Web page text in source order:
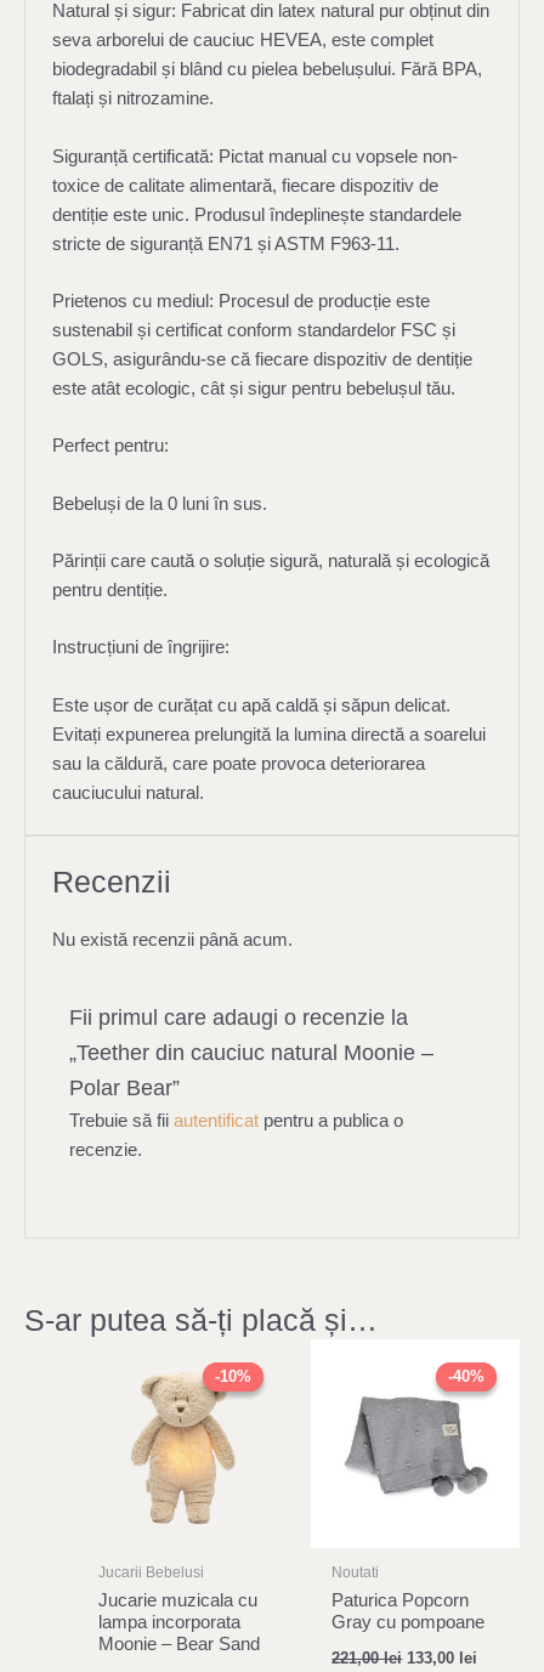
Natural și sigur: Fabricat din latex natural pur obținut din
seva arborelui de cauciuc HEVEA, este complet
biodegradabil și blând cu pielea bebelușului. Fără BPA,
ftalați și nitrozamine.
Siguranță certificată: Pictat manual cu vopsele non-
toxice de calitate alimentară, fiecare dispozitiv de
dentiție este unic. Produsul îndeplinește standardele
stricte de siguranță EN71 și ASTM F963-11.
Prietenos cu mediul: Procesul de producție este
sustenabil și certificat conform standardelor FSC și
GOLS, asigurându-se că fiecare dispozitiv de dentiție
este atât ecologic, cât și sigur pentru bebelușul tău.
Perfect pentru:
Bebeluși de la 0 luni în sus.
Părinții care caută o soluție sigură, naturală și ecologică
pentru dentiție.
Instrucțiuni de îngrijire:
Este ușor de curățat cu apă caldă și săpun delicat.
Evitați expunerea prelungită la lumina directă a soarelui
sau la căldură, care poate provoca deteriorarea
cauciucului natural.
Recenzii
Nu există recenzii până acum.
Fii primul care adaugi o recenzie la
„Teether din cauciuc natural Moonie –
Polar Bear”
Trebuie să fiiautentificat pentru a publica o
recenzie.
S-ar putea să-ți placă și…
-10%
-10%
Jucarii Bebelusi
Jucarie muzicala cu
lampa incorporata
Moonie – Bear Sand
price
was:
319,00 lei.
price
is:
-40%
-40%
Noutati
Paturica Popcorn
Gray cu pompoane
221,00lei
price
was:
221,00 lei.
133,00 lei
price
is: